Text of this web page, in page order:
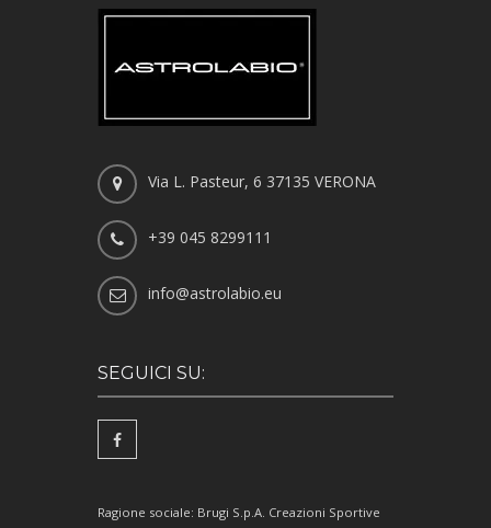
Via L. Pasteur, 6 37135 VERONA
+39 045 8299111
info@astrolabio.eu
SEGUICI SU:
Ragione sociale: Brugi S.p.A. Creazioni Sportive